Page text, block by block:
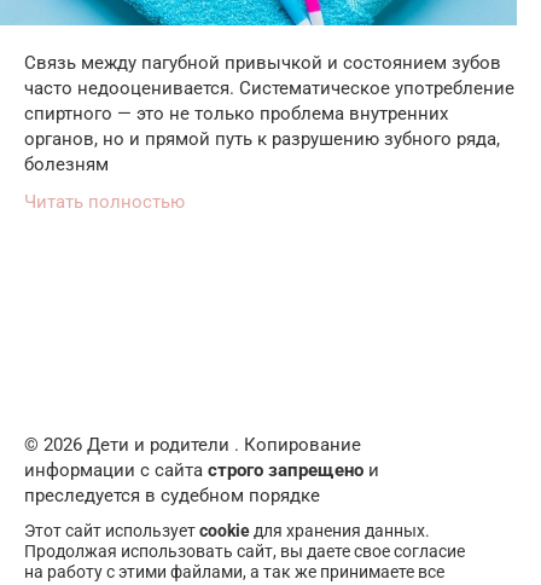
Связь между пагубной привычкой и состоянием зубов
часто недооценивается. Систематическое употребление
спиртного — это не только проблема внутренних
органов, но и прямой путь к разрушению зубного ряда,
болезням
Читать полностью
© 2026 Дети и родители . Копирование
информации с сайта строго запрещено и
преследуется в судебном порядке
Этот сайт используетcookie для хранения данных.
Продолжая использовать сайт, вы даете свое согласие
на работу с этими файлами, а так же принимаете все